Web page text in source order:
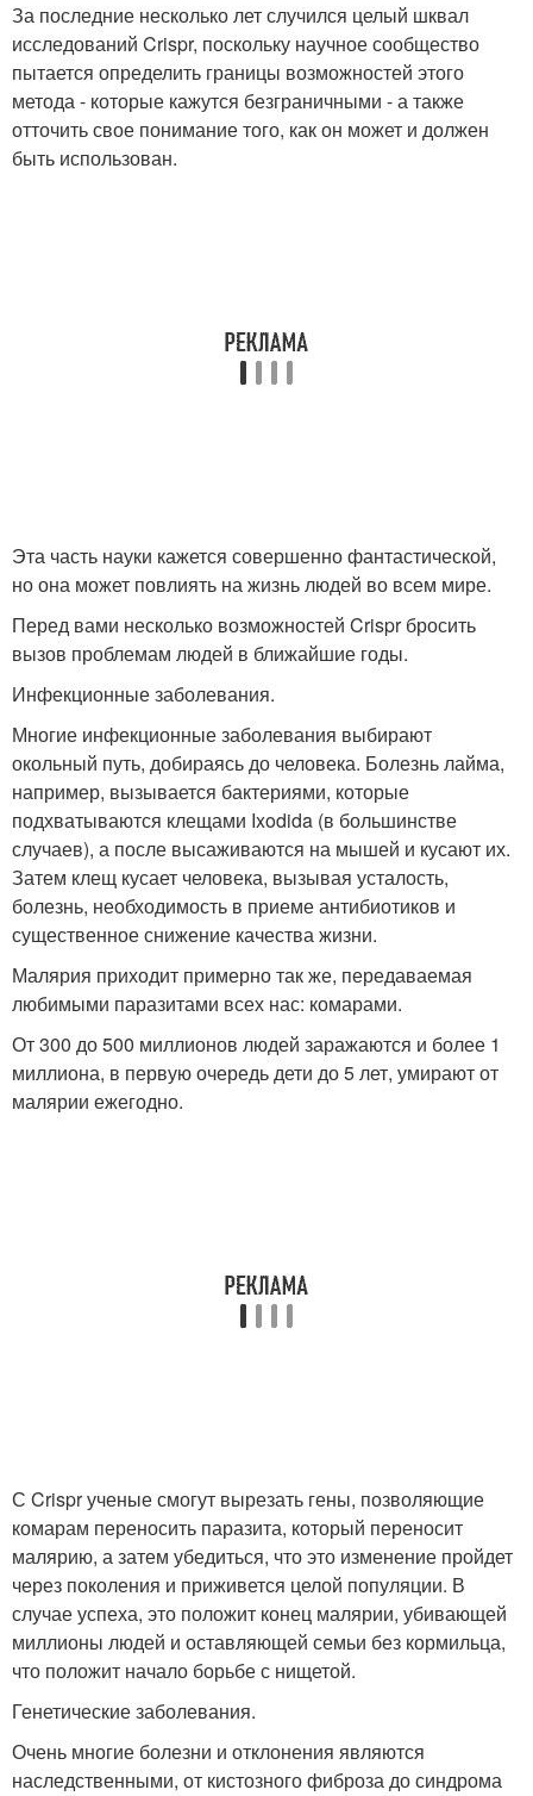
За последние несколько лет случился целый шквал
исследований Crispr, поскольку научное сообщество
пытается определить границы возможностей этого
метода - которые кажутся безграничными - а также
отточить свое понимание того, как он может и должен
быть использован.
Эта часть науки кажется совершенно фантастической,
но она может повлиять на жизнь людей во всем мире.
Перед вами несколько возможностей Crispr бросить
вызов проблемам людей в ближайшие годы.
Инфекционные заболевания.
Многие инфекционные заболевания выбирают
окольный путь, добираясь до человека. Болезнь лайма,
например, вызывается бактериями, которые
подхватываются клещами Ixodida (в большинстве
случаев), а после высаживаются на мышей и кусают их.
Затем клещ кусает человека, вызывая усталость,
болезнь, необходимость в приеме антибиотиков и
существенное снижение качества жизни.
Малярия приходит примерно так же, передаваемая
любимыми паразитами всех нас: комарами.
От 300 до 500 миллионов людей заражаются и более 1
миллиона, в первую очередь дети до 5 лет, умирают от
малярии ежегодно.
С Crispr ученые смогут вырезать гены, позволяющие
комарам переносить паразита, который переносит
малярию, а затем убедиться, что это изменение пройдет
через поколения и приживется целой популяции. В
случае успеха, это положит конец малярии, убивающей
миллионы людей и оставляющей семьи без кормильца,
что положит начало борьбе с нищетой.
Генетические заболевания.
Очень многие болезни и отклонения являются
наследственными, от кистозного фиброза до синдрома